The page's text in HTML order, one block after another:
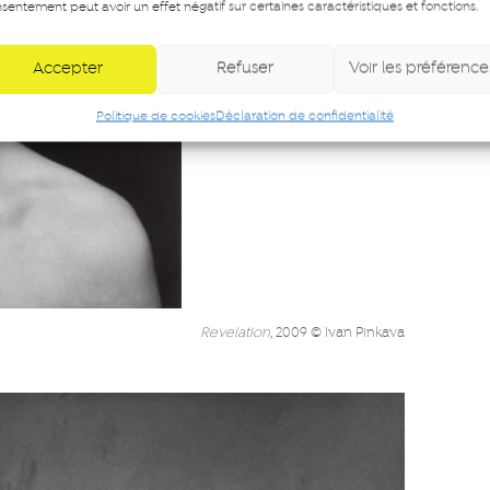
peut avoir un effet négatif sur certaines caractéristiques et fonctions.
Accepter Refuser Voir les
Politique de cookiesDéclaration de confidentialité
Revelation, 2009 © Ivan Pinkava